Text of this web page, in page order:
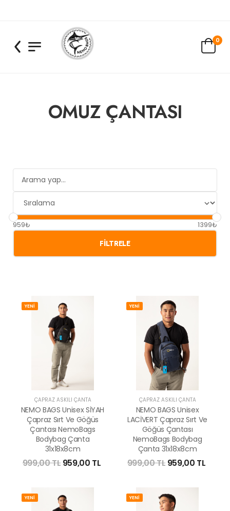
0
OMUZ ÇANTASI
959₺ 1399₺
FILTRELE
YENİ
ÇAPRAZ ASKILI ÇANTA
NEMO BAGS Unisex SİYAH
Çapraz Sırt Ve Göğüs
Çantası NemoBags
Bodybag Çanta
31x18x8cm
999,00 TL 959,00 TL
YENİ
ÇAPRAZ ASKILI ÇANTA
NEMO BAGS Unisex
LACİVERT Çapraz Sırt Ve
Göğüs Çantası
NemoBags Bodybag
Çanta 31x18x8cm
999,00 TL 959,00 TL
YENİ YENİ